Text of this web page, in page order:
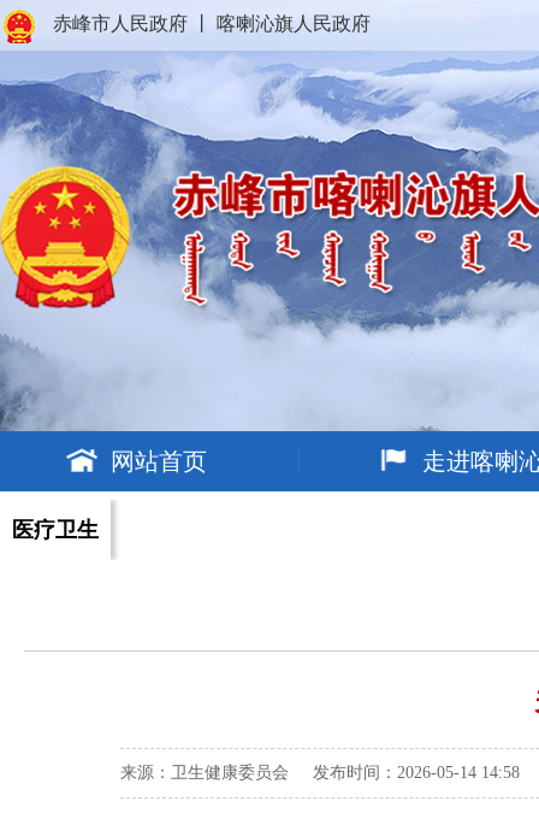
赤峰市人民政府 喀喇沁旗人民政府
网站首页 走进喀喇
医疗卫生
来源：卫生健康委员会 发布时间：2026-05-14 14:58